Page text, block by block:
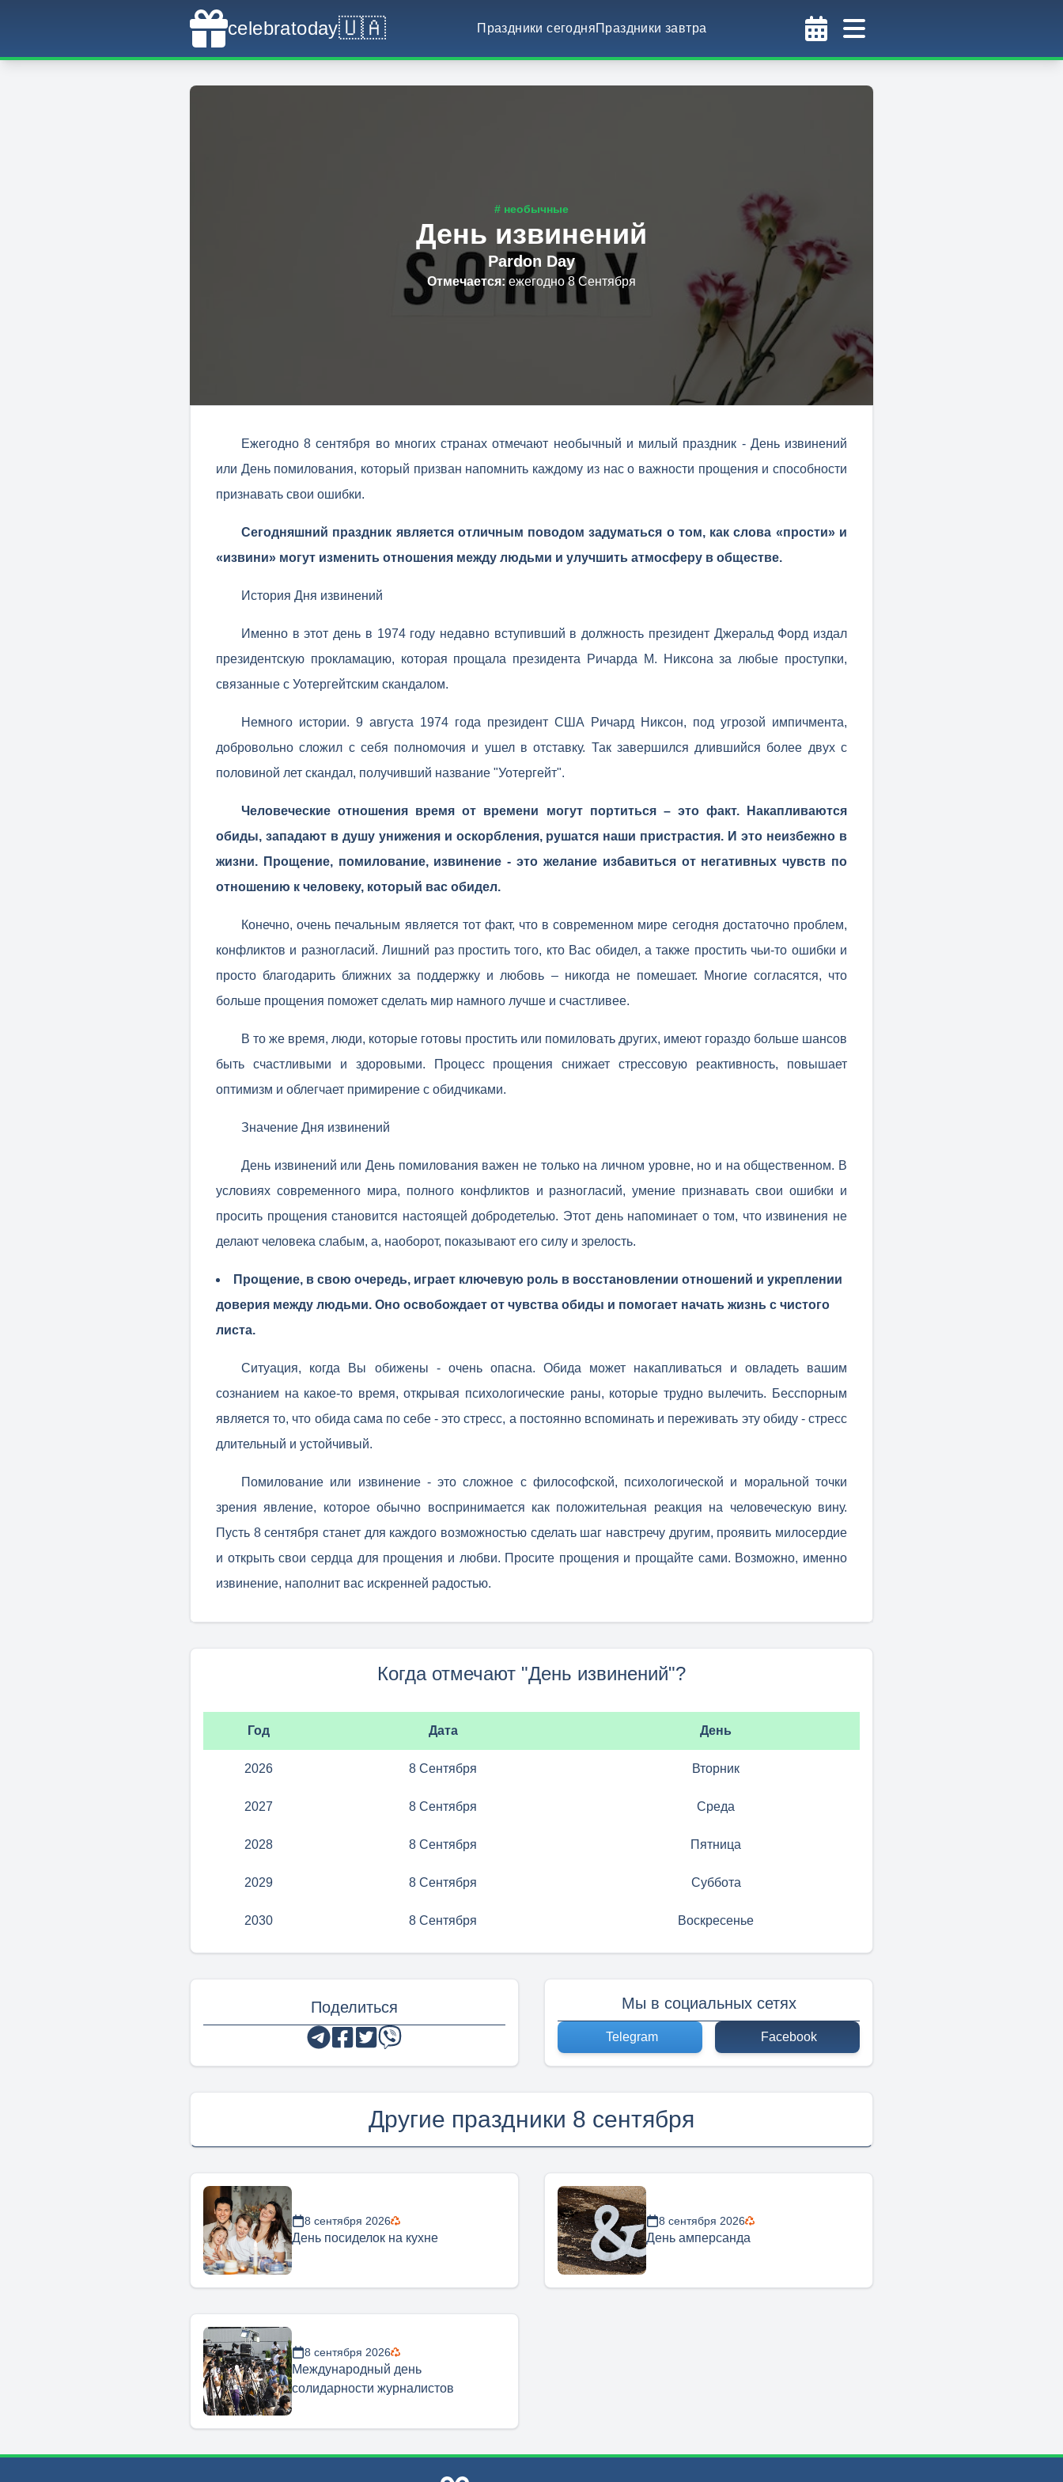
celebratoday🇺🇦 Праздники сегодняПраздники завтра
# необычные
День извинений
Pardon Day
Отмечается: ежегодно 8 Сентября
Ежегодно 8 сентября во многих странах отмечают необычный и милый праздник - День извинений
или День помилования, который призван напомнить каждому из нас о важности прощения и способности
признавать свои ошибки.
Сегодняшний праздник является отличным поводом задуматься о том, как слова «прости» и
«извини» могут изменить отношения между людьми и улучшить атмосферу в обществе.
История Дня извинений
Именно в этот день в 1974 году недавно вступивший в должность президент Джеральд Форд издал
президентскую прокламацию, которая прощала президента Ричарда М. Никсона за любые проступки,
связанные с Уотергейтским скандалом.
Немного истории. 9 августа 1974 года президент США Ричард Никсон, под угрозой импичмента,
добровольно сложил с себя полномочия и ушел в отставку. Так завершился длившийся более двух с
половиной лет скандал, получивший название "Уотергейт".
Человеческие отношения время от времени могут портиться – это факт. Накапливаются
обиды, западают в душу унижения и оскорбления, рушатся наши пристрастия. И это неизбежно в
жизни. Прощение, помилование, извинение - это желание избавиться от негативных чувств по
отношению к человеку, который вас обидел.
Конечно, очень печальным является тот факт, что в современном мире сегодня достаточно проблем,
конфликтов и разногласий. Лишний раз простить того, кто Вас обидел, а также простить чьи-то ошибки и
просто благодарить ближних за поддержку и любовь – никогда не помешает. Многие согласятся, что
больше прощения поможет сделать мир намного лучше и счастливее.
В то же время, люди, которые готовы простить или помиловать других, имеют гораздо больше шансов
быть счастливыми и здоровыми. Процесс прощения снижает стрессовую реактивность, повышает
оптимизм и облегчает примирение с обидчиками.
Значение Дня извинений
День извинений или День помилования важен не только на личном уровне, но и на общественном. В
условиях современного мира, полного конфликтов и разногласий, умение признавать свои ошибки и
просить прощения становится настоящей добродетелью. Этот день напоминает о том, что извинения не
делают человека слабым, а, наоборот, показывают его силу и зрелость.
Прощение, в свою очередь, играет ключевую роль в восстановлении отношений и укреплении
доверия между людьми. Оно освобождает от чувства обиды и помогает начать жизнь с чистого
листа.
Ситуация, когда Вы обижены - очень опасна. Обида может накапливаться и овладеть вашим
сознанием на какое-то время, открывая психологические раны, которые трудно вылечить. Бесспорным
является то, что обида сама по себе - это стресс, а постоянно вспоминать и переживать эту обиду - стресс
длительный и устойчивый.
Помилование или извинение - это сложное с философской, психологической и моральной точки
зрения явление, которое обычно воспринимается как положительная реакция на человеческую вину.
Пусть 8 сентября станет для каждого возможностью сделать шаг навстречу другим, проявить милосердие
и открыть свои сердца для прощения и любви. Просите прощения и прощайте сами. Возможно, именно
извинение, наполнит вас искренней радостью.
Когда отмечают "День извинений"?
Год Дата День
2026 8 Сентября Вторник
2027 8 Сентября Среда
2028 8 Сентября Пятница
2029 8 Сентября Суббота
2030 8 Сентября Воскресенье
Поделиться Мы в социальных сетях
Telegram Facebook
Другие праздники 8 сентября
8 сентября 2026
День посиделок на кухне
8 сентября 2026
День амперсанда
8 сентября 2026
Международный день
солидарности журналистов